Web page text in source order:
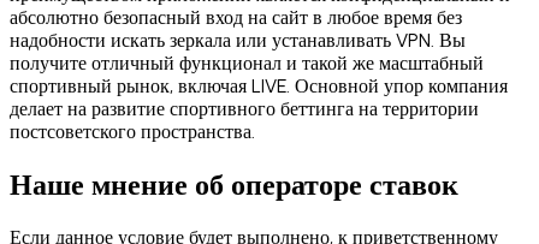
абсолютно безопасный вход на сайт в любое время без
надобности искать зеркала или устанавливать VPN. Вы
получите отличный функционал и такой же масштабный
спортивный рынок, включая LIVE. Основной упор компания
делает на развитие спортивного беттинга на территории
постсоветского пространства.
Наше мнение об операторе ставок
Если данное условие будет выполнено, к приветственному